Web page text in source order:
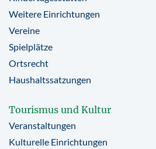
Weitere Einrichtungen
Vereine
Spielplätze
Ortsrecht
Haushaltssatzungen
Tourismus und Kultur
Veranstaltungen
Kulturelle Einrichtungen